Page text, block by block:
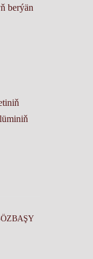
berýän